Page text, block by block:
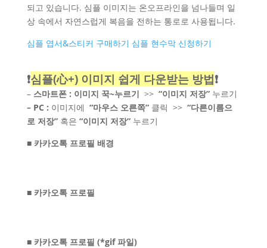
되고 있습니다. 심플 이미지는 온오프라인을 넘나들며 일
상 속에서 자연스럽게 복음을 전하는 통로로 사용됩니다.
심플 엽서&스티커 구매하기 심플 현수막 신청하기
❗심플(心+) 이미지 쉽게 다운받는 방법❗
– 스마트폰 : 이미지 꾹~누르기 >> “이미지 저장”누르기
– PC : 이미지에 “마우스 오른쪽”클릭 >> “다른이름으
로 저장”혹은 “이미지 저장”누르기
■ 카카오톡 프로필 배경
■ 카카오톡 프로필
■ 카카오톡 프로필 (*gif 파일)